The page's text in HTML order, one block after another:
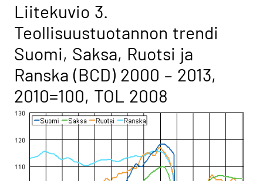
Liitekuvio 3.
Teollisuustuotannon trendi
Suomi, Saksa, Ruotsi ja
Ranska (BCD) 2000 – 2013,
2010=100, TOL 2008